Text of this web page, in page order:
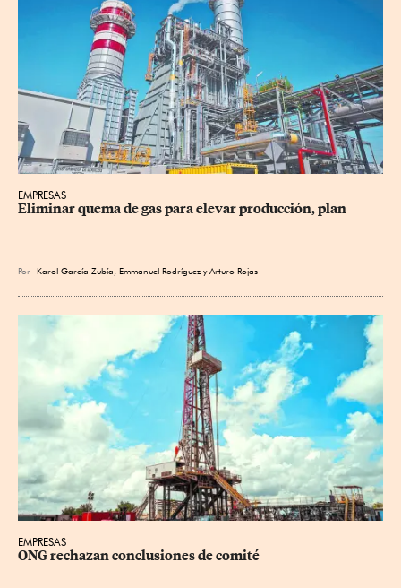
EMPRESAS
Eliminar quema de gas para elevar producción, plan
Por Karol García Zubía Emmanuel Rodríguez yArturo Rojas
EMPRESAS
ONG rechazan conclusiones de comité